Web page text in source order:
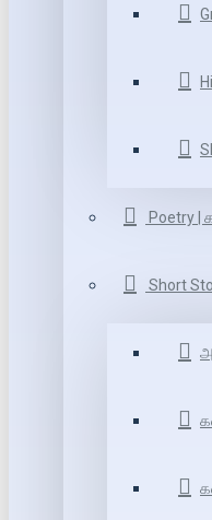
Poetry |
Short